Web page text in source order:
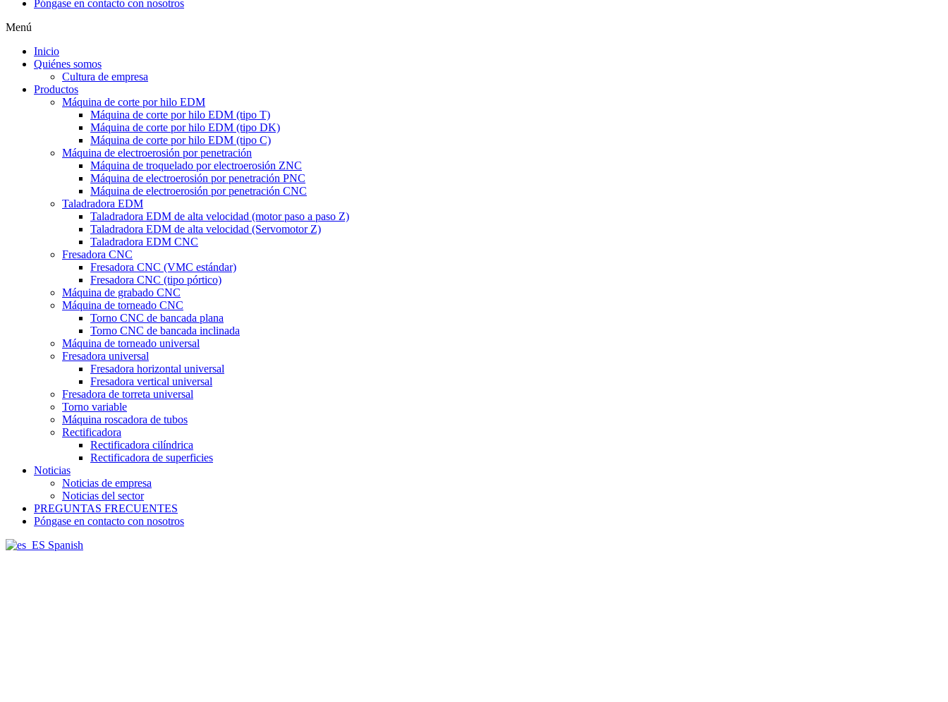
Póngase en contacto con nosotros
Menú
Inicio
Quiénes somos
Cultura de empresa
Productos
Máquina de corte por hilo EDM
Máquina de corte por hilo EDM (tipo T)
Máquina de corte por hilo EDM (tipo DK)
Máquina de corte por hilo EDM (tipo C)
Máquina de electroerosión por penetración
Máquina de troquelado por electroerosión ZNC
Máquina de electroerosión por penetración PNC
Máquina de electroerosión por penetración CNC
Taladradora EDM
Taladradora EDM de alta velocidad (motor paso a paso Z)
Taladradora EDM de alta velocidad (Servomotor Z)
Taladradora EDM CNC
Fresadora CNC
Fresadora CNC (VMC estándar)
Fresadora CNC (tipo pórtico)
Máquina de grabado CNC
Máquina de torneado CNC
Torno CNC de bancada plana
Torno CNC de bancada inclinada
Máquina de torneado universal
Fresadora universal
Fresadora horizontal universal
Fresadora vertical universal
Fresadora de torreta universal
Torno variable
Máquina roscadora de tubos
Rectificadora
Rectificadora cilíndrica
Rectificadora de superficies
Noticias
Noticias de empresa
Noticias del sector
PREGUNTAS FRECUENTES
Póngase en contacto con nosotros
Spanish